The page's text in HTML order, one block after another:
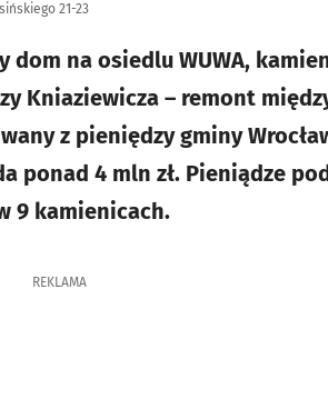
21-23
na osiedlu WUWA,
Kniaziewicza – remont
z pieniędzy gminy
ponad 4 mln zł. Pieniądze
9 kamienicach.
REKLAMA